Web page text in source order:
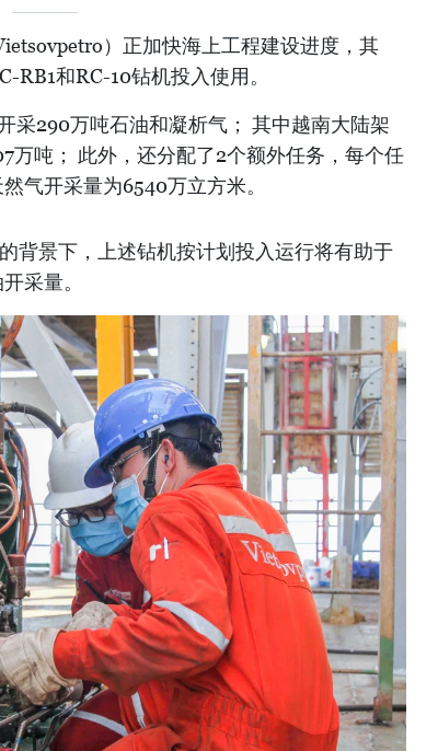
）正加快海上工程建设进度，其
RB1和RC-10钻机投入使用。
采290万吨石油和凝析气； 其中越南大陆架
万吨； 此外，还分配了2个额外任务，每个任
气开采量为6540万立方米。
背景下，上述钻机按计划投入运行将有助于
采量。